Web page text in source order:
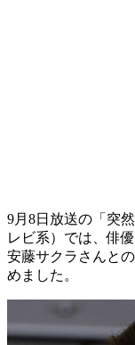
9月8日放送の「突
レビ系）では、俳
安藤サクラさんと
めました。